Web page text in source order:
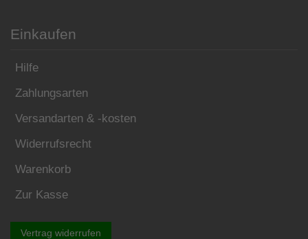
Einkaufen
Hilfe
Zahlungsarten
Versandarten & -kosten
Widerrufsrecht
Warenkorb
Zur Kasse
Vertrag widerrufen